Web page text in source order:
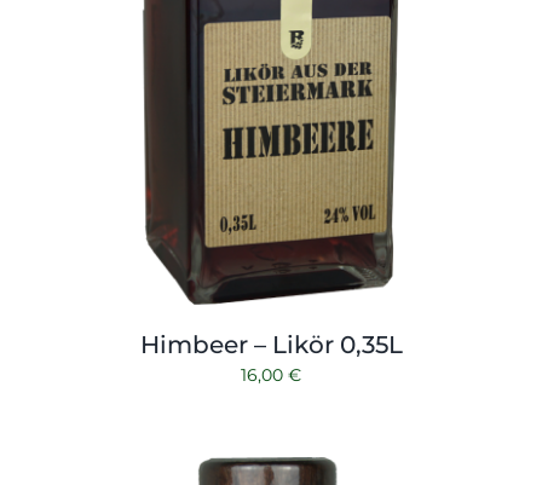
Himbeer – Likör 0,35L
16,00 €